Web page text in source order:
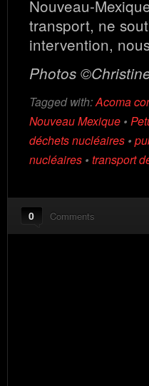
Nouveau-
transport, ne
intervention,
Photos
Tagged with:Acoma
Nouveau Mexique •
déchets nucléaires •
nucléaires • transport
0 Comments